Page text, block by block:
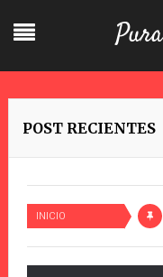
POST RECIENTES
INICIO